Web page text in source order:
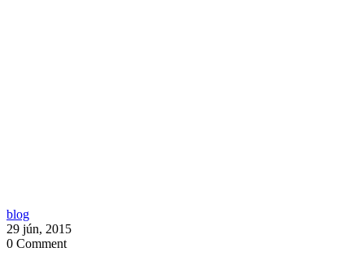
blog
29 jún, 2015
0 Comment